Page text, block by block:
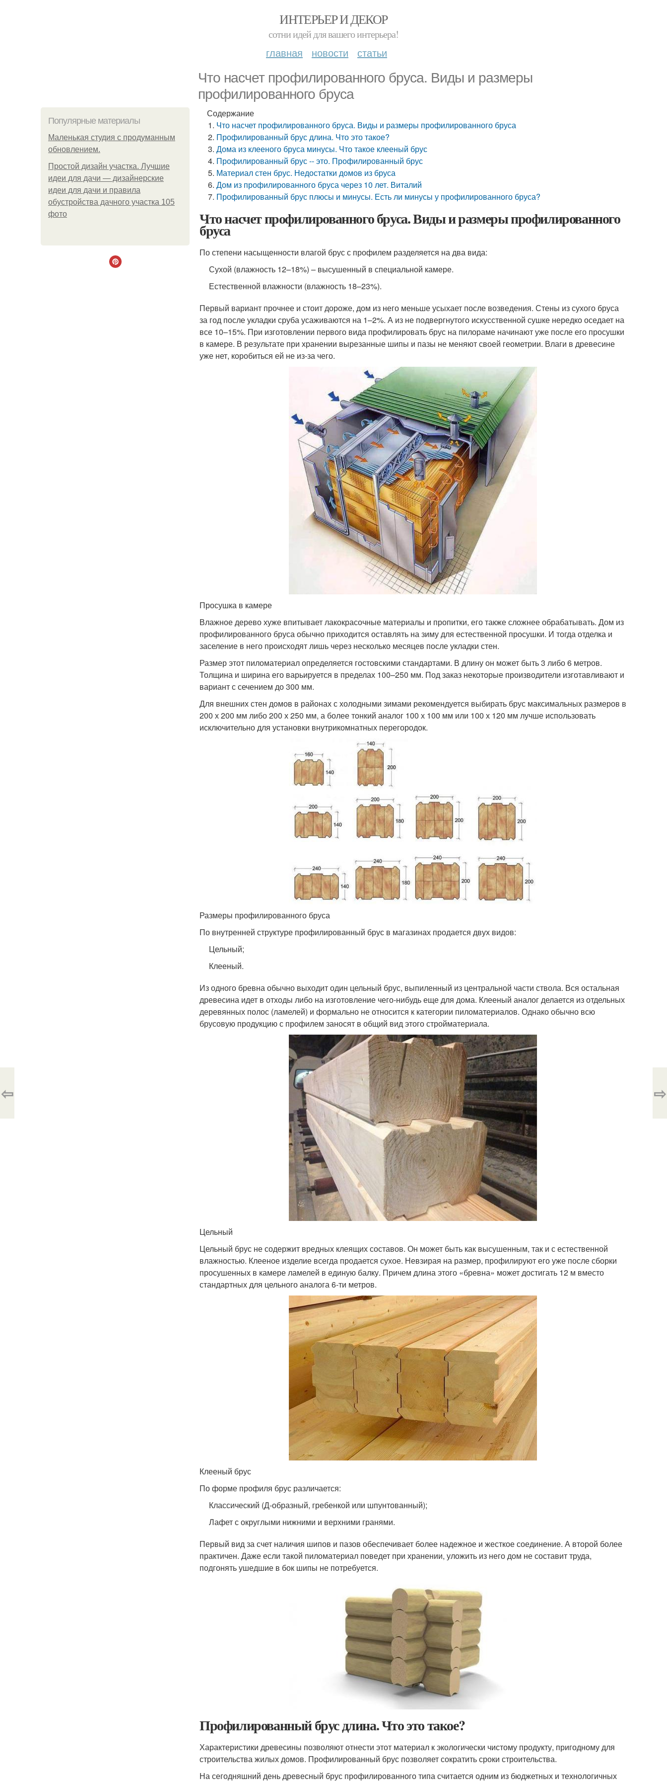
ИНТЕРЬЕР И ДЕКОР
сотни идей для вашего интерьера!
главная новости статьи
Что насчет профилированного бруса. Виды и размеры
профилированного бруса
Популярные материалы
Маленькая студия с продуманным
обновлением.
Простой дизайн участка. Лучшие
идеи для дачи — дизайнерские
идеи для дачи и правила
обустройства дачного участка 105
фото
Содержание
Что насчет профилированного бруса. Виды и размеры профилированного бруса
Профилированный брус длина. Что это такое?
Дома из клееного бруса минусы. Что такое клееный брус
Профилированный брус -- это. Профилированный брус
Материал стен брус. Недостатки домов из бруса
Дом из профилированного бруса через 10 лет. Виталий
Профилированный брус плюсы и минусы. Есть ли минусы у профилированного бруса?
Что насчет профилированного бруса. Виды и размеры профилированного
бруса
По степени насыщенности влагой брус с профилем разделяется на два вида:
Сухой (влажность 12–18%) – высушенный в специальной камере.
Естественной влажности (влажность 18–23%).
Первый вариант прочнее и стоит дороже, дом из него меньше усыхает после возведения. Стены из сухого бруса
за год после укладки сруба усаживаются на 1–2%. А из не подвергнутого искусственной сушке нередко оседает на
все 10–15%. При изготовлении первого вида профилировать брус на пилораме начинают уже после его просушки
в камере. В результате при хранении вырезанные шипы и пазы не меняют своей геометрии. Влаги в древесине
уже нет, коробиться ей не из-за чего.
Просушка в камере
Влажное дерево хуже впитывает лакокрасочные материалы и пропитки, его также сложнее обрабатывать. Дом из
профилированного бруса обычно приходится оставлять на зиму для естественной просушки. И тогда отделка и
заселение в него происходят лишь через несколько месяцев после укладки стен.
Размер этот пиломатериал определяется гостовскими стандартами. В длину он может быть 3 либо 6 метров.
Толщина и ширина его варьируется в пределах 100–250 мм. Под заказ некоторые производители изготавливают и
вариант с сечением до 300 мм.
Для внешних стен домов в районах с холодными зимами рекомендуется выбирать брус максимальных размеров в
200 х 200 мм либо 200 х 250 мм, а более тонкий аналог 100 х 100 мм или 100 х 120 мм лучше использовать
исключительно для установки внутрикомнатных перегородок.
Размеры профилированного бруса
По внутренней структуре профилированный брус в магазинах продается двух видов:
Цельный;
Клееный.
Из одного бревна обычно выходит один цельный брус, выпиленный из центральной части ствола. Вся остальная
древесина идет в отходы либо на изготовление чего-нибудь еще для дома. Клееный аналог делается из отдельных
деревянных полос (ламелей) и формально не относится к категории пиломатериалов. Однако обычно всю
брусовую продукцию с профилем заносят в общий вид этого стройматериала.
Цельный
Цельный брус не содержит вредных клеящих составов. Он может быть как высушенным, так и с естественной
влажностью. Клееное изделие всегда продается сухое. Невзирая на размер, профилируют его уже после сборки
просушенных в камере ламелей в единую балку. Причем длина этого «бревна» может достигать 12 м вместо
стандартных для цельного аналога 6-ти метров.
Клееный брус
По форме профиля брус различается:
Классический (Д-образный, гребенкой или шпунтованный);
Лафет с округлыми нижними и верхними гранями.
Первый вид за счет наличия шипов и пазов обеспечивает более надежное и жесткое соединение. А второй более
практичен. Даже если такой пиломатериал поведет при хранении, уложить из него дом не составит труда,
подгонять ушедшие в бок шипы не потребуется.
Профилированный брус длина. Что это такое?
Характеристики древесины позволяют отнести этот материал к экологически чистому продукту, пригодному для
строительства жилых домов. Профилированный брус позволяет сократить сроки строительства.
На сегодняшний день древесный брус профилированного типа считается одним из бюджетных и технологичных
⇦ ⇨